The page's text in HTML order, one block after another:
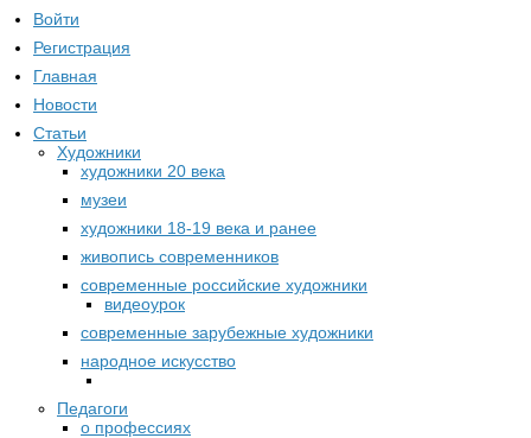
Войти
Регистрация
Главная
Новости
Статьи
Художники
художники 20 века
музеи
художники 18-19 века и ранее
живопись современников
современные российские художники
видеоурок
современные зарубежные художники
народное искусство
Педагоги
о профессиях